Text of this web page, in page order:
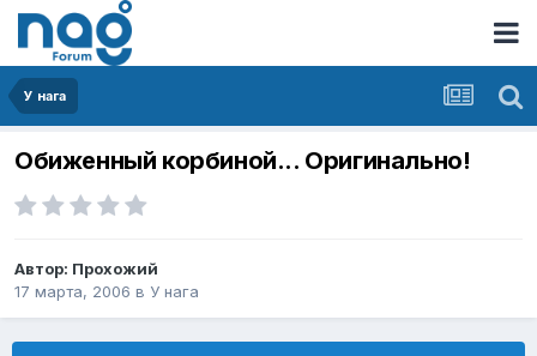
У нага
Обиженный корбиной... Оригинально!
Автор: Прохожий
17 марта, 2006 в У нага